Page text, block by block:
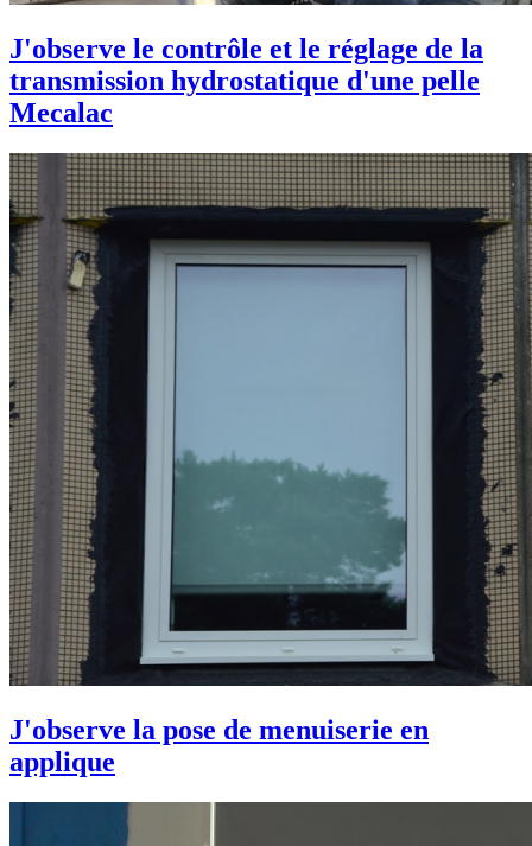
J'observe le contrôle et le réglage de la
transmission hydrostatique d'une pelle
Mecalac
J'observe la pose de menuiserie en
applique